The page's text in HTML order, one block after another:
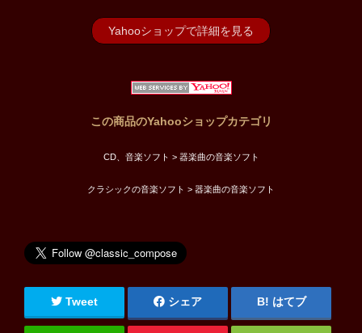
Yahooショップで詳細を見る
この商品のYahooショップカテゴリ
CD、音楽ソフト > 器楽曲の音楽ソフト
クラシックの音楽ソフト > 器楽曲の音楽ソフト
Tweet シェア はてブ